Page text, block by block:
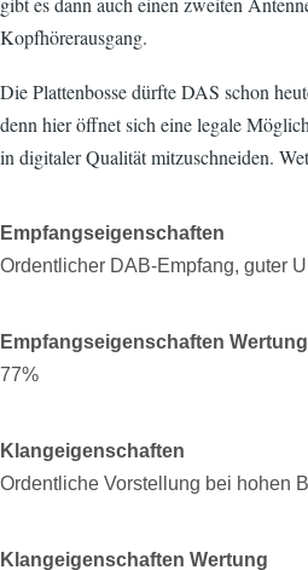
Kopfhörerausgang.
Die Plattenbosse dürfte DAS schon
denn hier öffnet sich eine legale
in digitaler Qualität mitzuschneiden.
Empfangseigenschaften
Ordentlicher DAB-Empfang, guter
Empfangseigenschaften Wertung
77%
Klangeigenschaften
Ordentliche Vorstellung bei hohen
Klangeigenschaften Wertung